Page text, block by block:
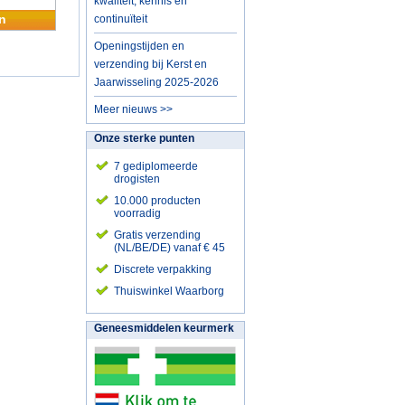
continuïteit
Openingstijden en
verzending bij Kerst en
Jaarwisseling 2025-2026
Meer nieuws >>
Onze sterke punten
7 gediplomeerde
drogisten
10.000 producten
voorradig
Gratis verzending
(NL/BE/DE) vanaf € 45
Discrete verpakking
Thuiswinkel Waarborg
Geneesmiddelen keurmerk